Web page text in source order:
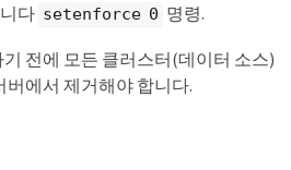
다 setenforce 0 명령.
전에 모든 클러스터(데이터 소스)
버에서 제거해야 합니다.